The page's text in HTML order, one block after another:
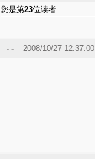
您是第23位读者
- -
2008/10/27 12:37:00
= =